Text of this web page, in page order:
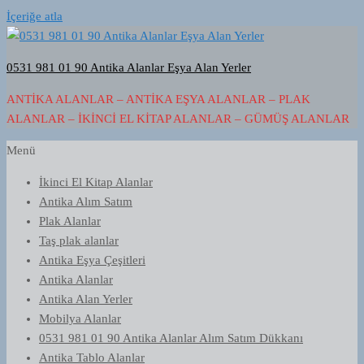
İçeriğe atla
0531 981 01 90 Antika Alanlar Eşya Alan Yerler
ANTIKA ALANLAR – ANTIKA EŞYA ALANLAR – PLAK
ALANLAR – İKINCI EL KITAP ALANLAR – GÜMÜŞ ALANLAR
Menü
İkinci El Kitap Alanlar
Antika Alım Satım
Plak Alanlar
Taş plak alanlar
Antika Eşya Çeşitleri
Antika Alanlar
Antika Alan Yerler
Mobilya Alanlar
0531 981 01 90 Antika Alanlar Alım Satım Dükkanı
Antika Tablo Alanlar